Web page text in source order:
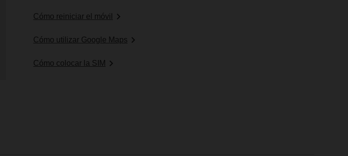
Cómo reiniciar el móvil
Cómo utilizar Google Maps
Cómo colocar la SIM